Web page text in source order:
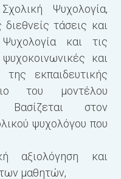
Ψυχολογία,
τάσεις και
και τις
και
της εκπαιδευτικής
του μοντέλου
Βασίζεται στον
ψυχολόγου που
αξιολόγηση και
μαθητών,